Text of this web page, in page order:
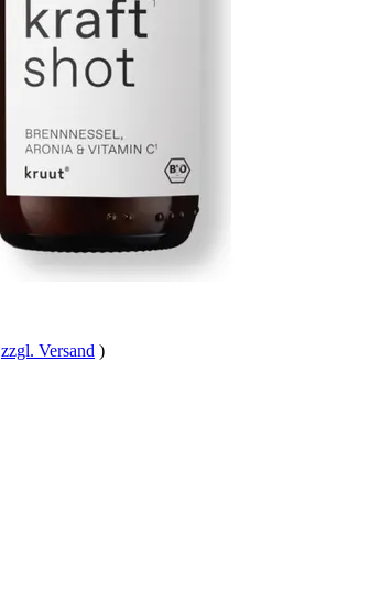
zzgl. Versand )